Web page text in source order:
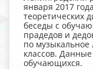
января 2017
теоретических
беседы с
прадедов и
по музыкальное
классов.
обучающихся.